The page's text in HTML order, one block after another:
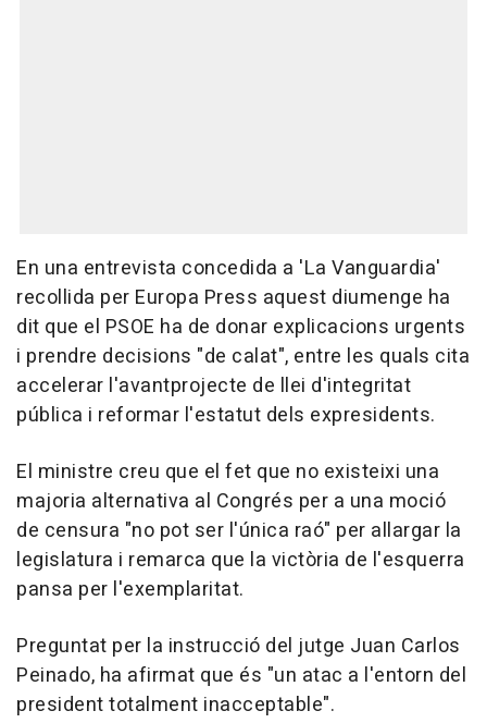
En una entrevista concedida a 'La Vanguardia'
recollida per Europa Press aquest diumenge ha
dit que el PSOE ha de donar explicacions urgents
i prendre decisions "de calat", entre les quals cita
accelerar l'avantprojecte de llei d'integritat
pública i reformar l'estatut dels expresidents.
El ministre creu que el fet que no existeixi una
majoria alternativa al Congrés per a una moció
de censura "no pot ser l'única raó" per allargar la
legislatura i remarca que la victòria de l'esquerra
pansa per l'exemplaritat.
Preguntat per la instrucció del jutge Juan Carlos
Peinado, ha afirmat que és "un atac a l'entorn del
president totalment inacceptable".